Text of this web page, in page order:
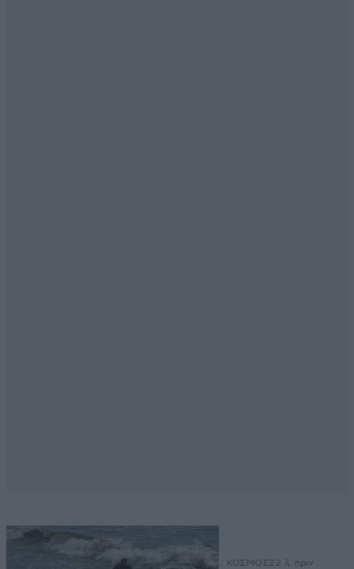
ΚΟΣΜΟΣ22 λ. πριν